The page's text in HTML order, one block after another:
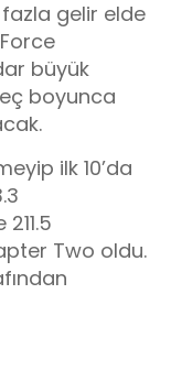
gelir elde
büyük
boyunca
ilk 10’da
211.5
Two oldu.